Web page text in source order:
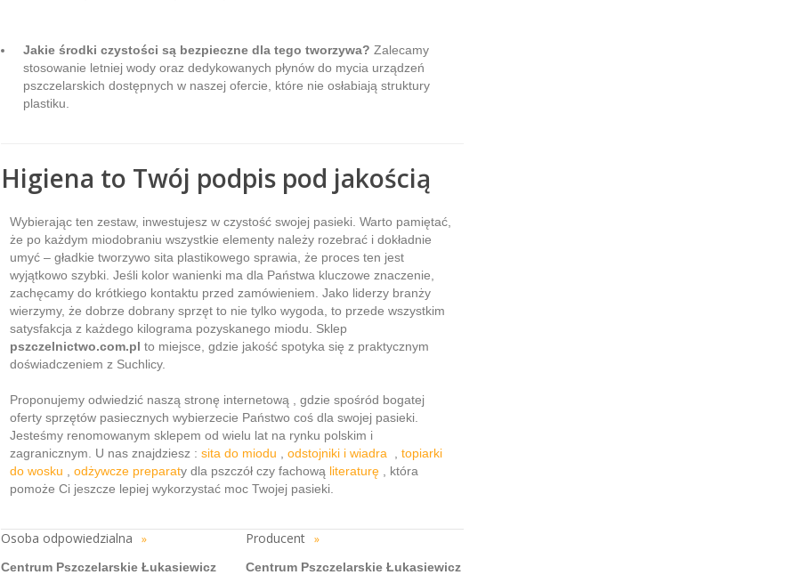
Jakie środki czystości są bezpieczne dla tego tworzywa? Zalecamy
stosowanie letniej wody oraz dedykowanych płynów do mycia urządzeń
pszczelarskich dostępnych w naszej ofercie, które nie osłabiają struktury
plastiku.
Higiena to Twój podpis pod jakością
Wybierając ten zestaw, inwestujesz w czystość swojej pasieki. Warto pamiętać,
że po każdym miodobraniu wszystkie elementy należy rozebrać i dokładnie
umyć – gładkie tworzywo sita plastikowego sprawia, że proces ten jest
wyjątkowo szybki. Jeśli kolor wanienki ma dla Państwa kluczowe znaczenie,
zachęcamy do krótkiego kontaktu przed zamówieniem. Jako liderzy branży
wierzymy, że dobrze dobrany sprzęt to nie tylko wygoda, to przede wszystkim
satysfakcja z każdego kilograma pozyskanego miodu. Sklep
pszczelnictwo.com.pl to miejsce, gdzie jakość spotyka się z praktycznym
doświadczeniem z Suchlicy.
Proponujemy odwiedzić naszą stronę internetową , gdzie spośród bogatej
oferty sprzętów pasiecznych wybierzecie Państwo coś dla swojej pasieki.
Jesteśmy renomowanym sklepem od wielu lat na rynku polskim i
zagranicznym. U nas znajdziesz : sita do miodu odstojniki i wiadra
topiarki
do wosku
odżywcze preparaty dla pszczół czy fachową literaturę, która
pomoże Ci jeszcze lepiej wykorzystać moc Twojej pasieki.
Osoba odpowiedzialna »
Centrum Pszczelarskie Łukasiewicz
Producent »
Centrum Pszczelarskie Łukasiewicz